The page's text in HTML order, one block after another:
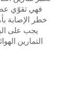
فهي تقوّي
خطر الإصابة
التمارين